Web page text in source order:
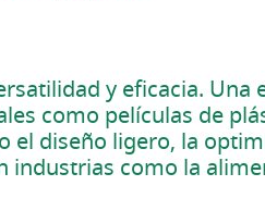
y eficacia. Una
como películas de
el diseño ligero, la
industrias como la